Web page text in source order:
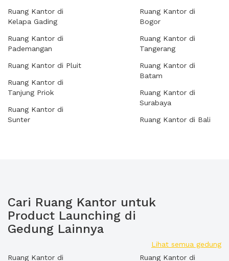
Ruang Kantor di
Kelapa Gading
Ruang Kantor di
Pademangan
Ruang Kantor di Pluit
Ruang Kantor di
Tanjung Priok
Ruang Kantor di
Sunter
Ruang Kantor di
Bogor
Ruang Kantor di
Tangerang
Ruang Kantor di
Batam
Ruang Kantor di
Surabaya
Ruang Kantor di Bali
Cari Ruang Kantor untuk
Product Launching di
Gedung Lainnya
Lihat semua gedung
Ruang Kantor di
Ruang Kantor di